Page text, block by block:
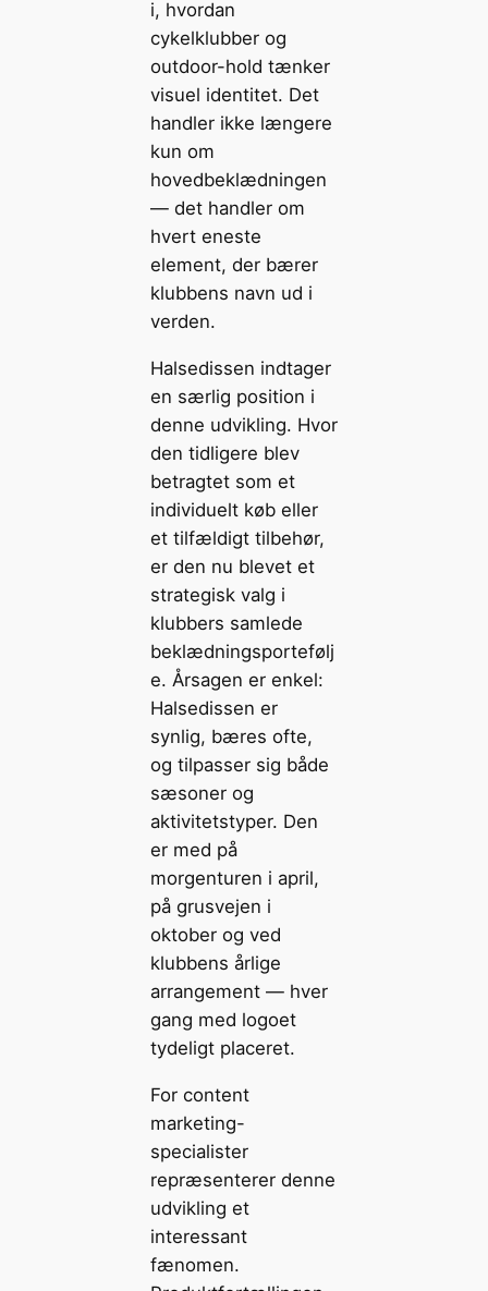
i, hvordan
cykelklubber og
outdoor-hold tænker
visuel identitet. Det
handler ikke længere
kun om
hovedbeklædningen
— det handler om
hvert eneste
element, der bærer
klubbens navn ud i
verden.
Halsedissen indtager
en særlig position i
denne udvikling. Hvor
den tidligere blev
betragtet som et
individuelt køb eller
et tilfældigt tilbehør,
er den nu blevet et
strategisk valg i
klubbers samlede
beklædningsportefølj
e. Årsagen er enkel:
Halsedissen er
synlig, bæres ofte,
og tilpasser sig både
sæsoner og
aktivitetstyper. Den
er med på
morgenturen i april,
på grusvejen i
oktober og ved
klubbens årlige
arrangement — hver
gang med logoet
tydeligt placeret.
For content
marketing-
specialister
repræsenterer denne
udvikling et
interessant
fænomen.